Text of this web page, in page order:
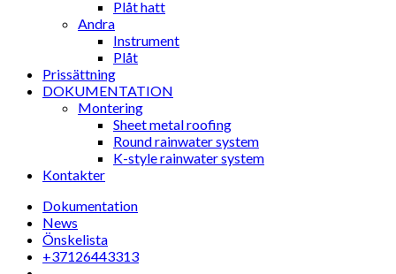
Plåt hatt
Andra
Instrument
Plåt
Prissättning
DOKUMENTATION
Montering
Sheet metal roofing
Round rainwater system
K-style rainwater system
Kontakter
Dokumentation
News
Önskelista
+37126443313